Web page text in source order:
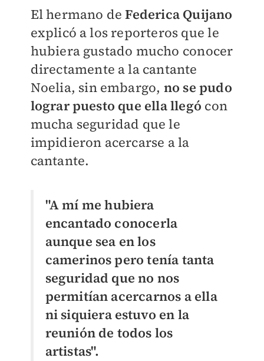
El hermano deFederica Quijano
explicó a los reporteros que le
hubiera gustado mucho conocer
directamente a la cantante
Noelia, sin embargo, no se pudo
lograr puesto que ella llegó con
mucha seguridad que le
impidieron acercarse a la
cantante.
"A mí me hubiera
encantado conocerla
aunque sea en los
camerinos pero tenía tanta
seguridad que no nos
permitían acercarnos a ella
ni siquiera estuvo en la
reunión de todos los
artistas".